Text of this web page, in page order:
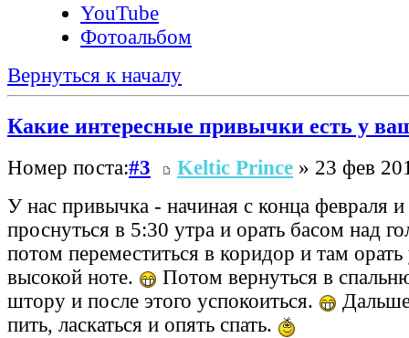
YouTube
Фотоальбом
Вернуться к началу
Какие интересные привычки есть у
Номер поста:#3 Keltic Prince » 23 фев
У нас привычка - начиная с конца февраля
проснуться в 5:30 утра и орать басом над
потом переместиться в коридор и там
высокой ноте.
Потом вернуться в
штору и после этого успокоиться.
пить, ласкаться и опять спать.